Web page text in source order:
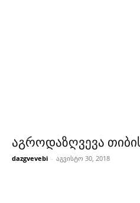
აგროდაზღვევა
dazgvevebi - აგვისტო 30, 2018